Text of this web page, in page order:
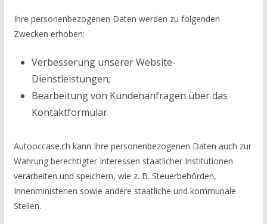
Ihre personenbezogenen Daten werden zu folgenden
Zwecken erhoben:
Verbesserung unserer Website-
Dienstleistungen;
Bearbeitung von Kundenanfragen über das
Kontaktformular.
Autooccase.ch kann Ihre personenbezogenen Daten auch zur
Wahrung berechtigter Interessen staatlicher Institutionen
verarbeiten und speichern, wie z. B. Steuerbehörden,
Innenministerien sowie andere staatliche und kommunale
Stellen.